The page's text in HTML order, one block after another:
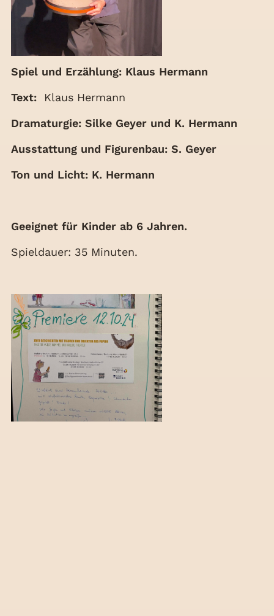
‍Spiel und Erzählung: Klaus Hermann
Text: Klaus Hermann
Dramaturgie: Silke Geyer und K. Hermann
Ausstattung und Figurenbau: S. Geyer
Ton und Licht: K. Hermann
Geeignet für Kinder ab 6 Jahren.
Spieldauer: 35 Minuten.